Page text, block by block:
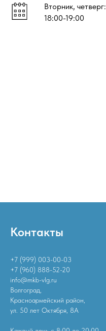
Вторник, четверг:
18:00-19:00
Контакты
+7 (999) 003-00-03
+7 (960) 888-52-20
info@mkb-vlg.ru
Волгоград,
Красноармейский район,
ул. 50 лет Октября, 8А